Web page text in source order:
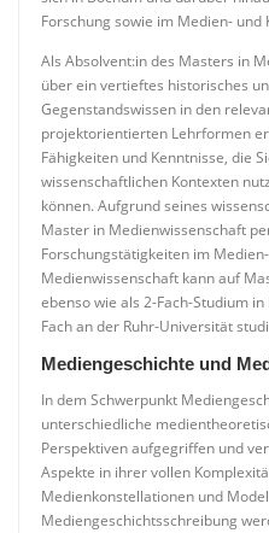
Forschung sowie im Medien-
Als Absolvent:in des Masters in
über ein vertieftes historisches
Gegenstandswissen in den
projektorientierten Lehrformen
Fähigkeiten und Kenntnisse, die
wissenschaftlichen Kontexten
können. Aufgrund seines
Master in Medienwissenschaft
Forschungstätigkeiten im
Medienwissenschaft kann auf
ebenso wie als 2-Fach-Studium
Fach an der Ruhr-Universität
Mediengeschichte und
In dem Schwerpunkt
unterschiedliche
Perspektiven aufgegriffen und
Aspekte in ihrer vollen
Medienkonstellationen und
Mediengeschichtsschreibung